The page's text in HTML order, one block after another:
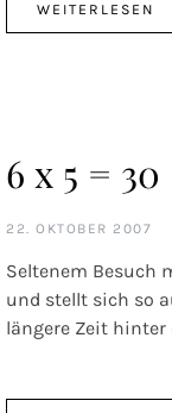
WEITERLESEN
6 x 5 = 30
22. OKTOBER 2007
Seltenem Besuch
und stellt sich so
längere Zeit